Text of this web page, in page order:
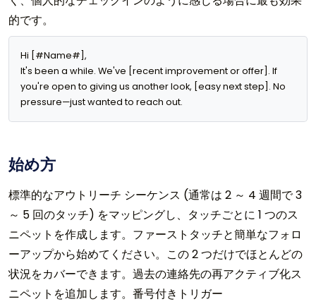
的です。
Hi [#Name#],
It's been a while. We've [recent improvement or offer]. If
you're open to giving us another look, [easy next step]. No
pressure—just wanted to reach out.
始め方
標準的なアウトリーチ シーケンス (通常は 2 ～ 4 週間で 3
～ 5 回のタッチ) をマッピングし、タッチごとに 1 つのス
ニペットを作成します。ファーストタッチと簡単なフォロ
ーアップから始めてください。この 2 つだけでほとんどの
状況をカバーできます。過去の連絡先の再アクティブ化ス
ニペットを追加します。番号付きトリガー